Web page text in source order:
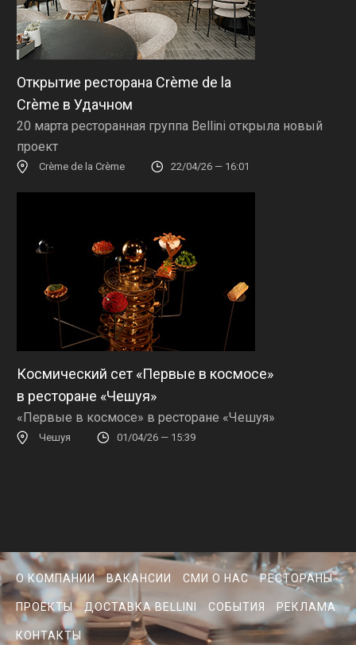
Открытие ресторана Crème de la
Crème в Удачном
20 марта ресторанная группа Bellini открыла новый
проект
Crème de la Crème 22/04/26 — 16:01
Космический сет «Первые в космосе»
в ресторане «Чешуя»
«Первые в космосе» в ресторане «Чешуя»
Чешуя 01/04/26 — 15:39
О КОМПАНИИ ВАКАНСИИ СМИ О НАС РЕСТОРАНЫ
ПРОЕКТЫ ДОСТАВКА BELLINI СОБЫТИЯ РЕКЛАМА
КОНТАКТЫ